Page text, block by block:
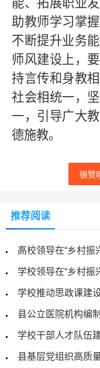
能、拓展职业
助教师学习掌
不断提升业务
师风建设上，
持言传和身教
社会相统一，
一，引导广大
德施教。
很赞
推荐阅读
学校推动思政课建
县公立医院机构编
学校干部人才队伍
县基层党组织高质